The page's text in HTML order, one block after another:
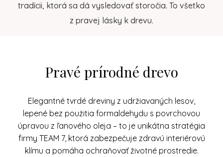
tradícii, ktorá sa dá vysledovať storočia. To všetko
z pravej lásky k drevu.
Pravé prírodné drevo
Elegantné tvrdé dreviny z udržiavaných lesov,
lepené bez použitia formaldehydu s povrchovou
úpravou z ľanového oleja – to je unikátna stratégia
firmy TEAM 7, ktorá zabezpečuje zdravú interiérovú
klímu a pomáha ochraňovať životné prostredie.